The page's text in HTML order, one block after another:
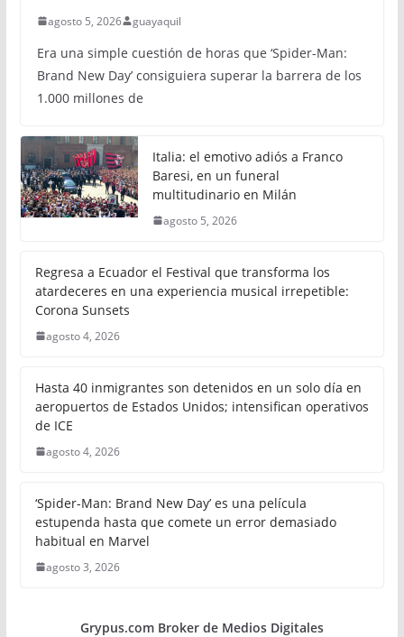
agosto 5, 2026 guayaquil
Era una simple cuestión de horas que ‘Spider-Man:
Brand New Day’ consiguiera superar la barrera de los
1.000 millones de
Italia: el emotivo adiós a Franco
Baresi, en un funeral
multitudinario en Milán
agosto 5, 2026
Regresa a Ecuador el Festival que transforma los
atardeceres en una experiencia musical irrepetible:
Corona Sunsets
agosto 4, 2026
Hasta 40 inmigrantes son detenidos en un solo día en
aeropuertos de Estados Unidos; intensifican operativos
de ICE
agosto 4, 2026
‘Spider-Man: Brand New Day’ es una película
estupenda hasta que comete un error demasiado
habitual en Marvel
agosto 3, 2026
Grypus.com Broker de Medios Digitales